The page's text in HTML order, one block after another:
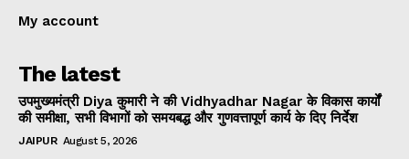
My account
The latest
उपमुख्यमंत्री Diya कुमारी ने की Vidhyadhar Nagar के विकास कार्यों
की समीक्षा, सभी विभागों को समयबद्ध और गुणवत्तापूर्ण कार्य के दिए निर्देश
JAIPUR August 5, 2026